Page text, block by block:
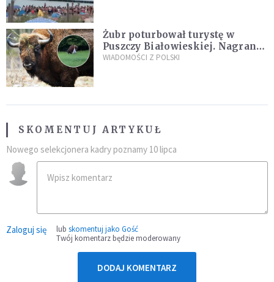
Żubr poturbował turystę w
Puszczy Białowieskiej. Nagranie
daje do myślenia
WIADOMOŚCI Z POLSKI
SKOMENTUJ ARTYKUŁ
Nowego selekcjonera kadry poznamy 10 lipca
Zaloguj się lub skomentuj jako Gość
Twój komentarz będzie moderowany
DODAJ KOMENTARZ